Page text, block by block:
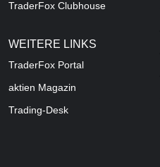
TraderFox Clubhouse
WEITERE LINKS
TraderFox Portal
aktien Magazin
Trading-Desk